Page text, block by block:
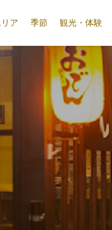
ア 季節 観光・体験